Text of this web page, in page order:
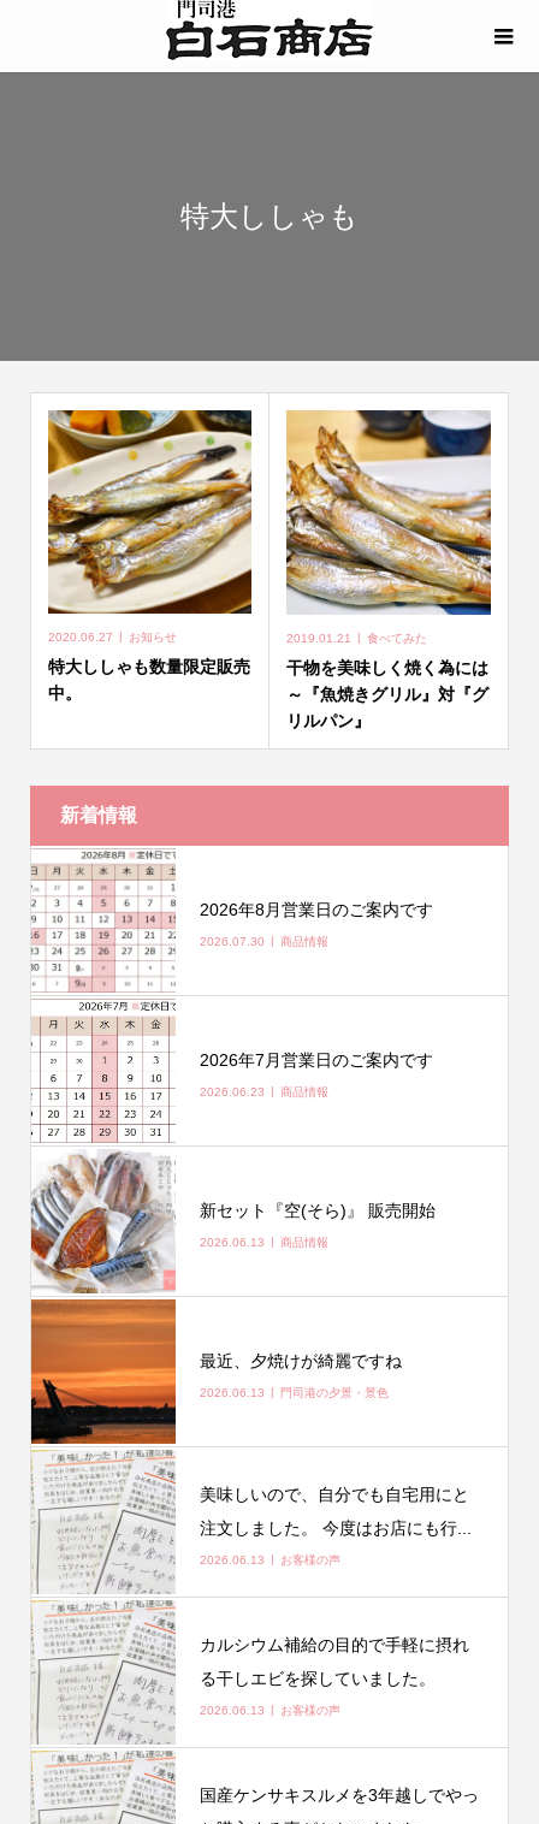
特大ししゃも
2020.06.27 お知らせ
特大ししゃも数量限定販売
中。
2019.01.21 食べてみた
干物を美味しく焼く為には
～『魚焼きグリル』対『グ
リルパン』
新着情報
2026年8月営業日のご案内です
2026.07.30 商品情報
2026年7月営業日のご案内です
2026.06.23 商品情報
新セット『空(そら)』 販売開始
2026.06.13 商品情報
最近、夕焼けが綺麗ですね
2026.06.13 門司港の夕景・景色
美味しいので、自分でも自宅用にと
注文しました。 今度はお店にも行...
2026.06.13 お客様の声
カルシウム補給の目的で手軽に摂れ
る干しエビを探していました。
2026.06.13 お客様の声
国産ケンサキスルメを3年越しでやっ